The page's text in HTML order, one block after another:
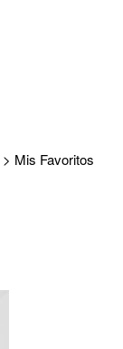
> Mis Favoritos